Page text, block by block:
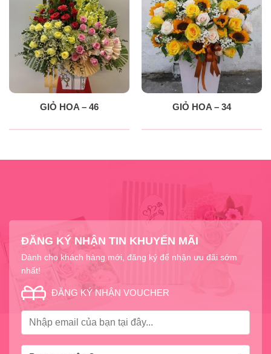
GIỎ HOA – 46 GIỎ HOA – 34
ĐĂNG KÝ NHẬN TIN KHUYẾN MÃI
Dành cho khách hàng mới, đăng ký để nhận ưu đãi sớm
nhất!
ĐĂNG KÝ NHẬN VOUCHER